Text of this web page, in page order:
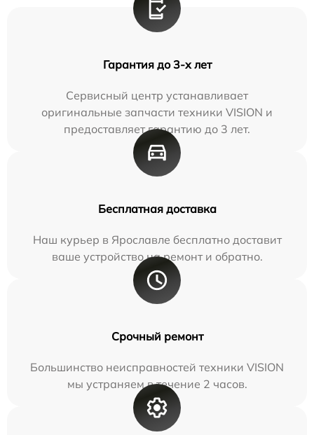
Гарантия до 3-х лет
Сервисный центр устанавливает
оригинальные запчасти техники VISION и
предоставляет гарантию до 3 лет.
Бесплатная доставка
Наш курьер в Ярославле бесплатно доставит
ваше устройство на ремонт и обратно.
Срочный ремонт
Большинство неисправностей техники VISION
мы устраняем в течение 2 часов.